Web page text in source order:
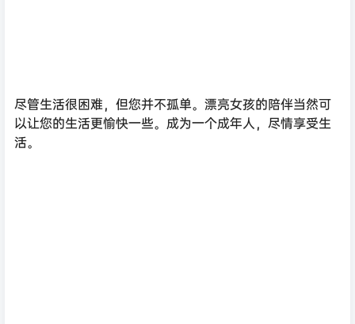
尽管生活很困难，但您并不孤单。漂亮女孩的陪伴当然可
以让您的生活更愉快一些。成为一个成年人，尽情享受生
活。